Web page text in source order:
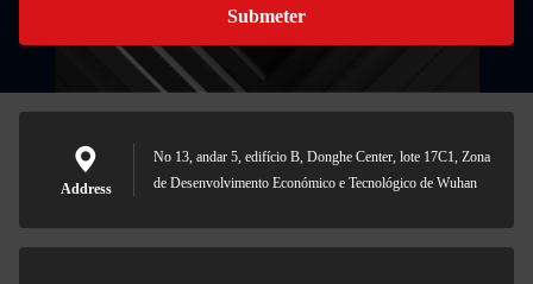
Submeter
Address
No 13, andar 5, edifício B, Donghe Center, lote 17C1, Zona
de Desenvolvimento Económico e Tecnológico de Wuhan